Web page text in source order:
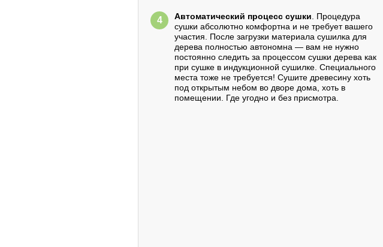
Автоматический процесс сушки. Процедура
сушки абсолютно комфортна и не требует вашего
участия. После загрузки материала сушилка для
дерева полностью автономна — вам не нужно
постоянно следить за процессом сушки дерева как
при сушке в индукционной сушилке. Специального
места тоже не требуется! Сушите древесину хоть
под открытым небом во дворе дома, хоть в
помещении. Где угодно и без присмотра.